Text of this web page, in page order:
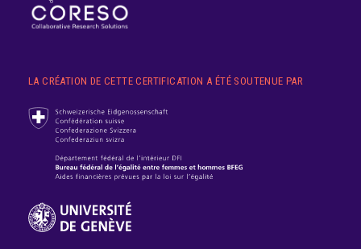
LA CRÉATION DE CETTE CERTIFICATION A ÉTÉ SOUTENUE PAR